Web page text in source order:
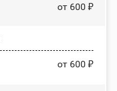
от 600 ₽
от 600 ₽